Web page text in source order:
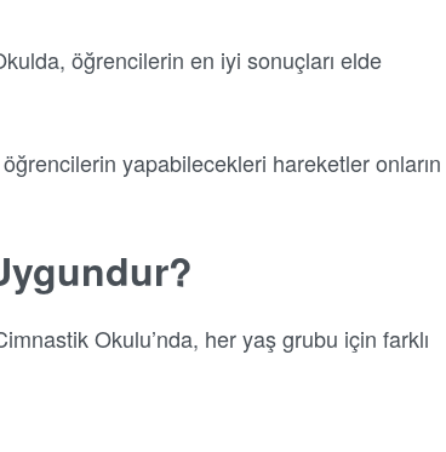
öğrencilerin en iyi sonuçları elde
yapabilecekleri hareketler onların
Okulu’nda, her yaş grubu için farklı